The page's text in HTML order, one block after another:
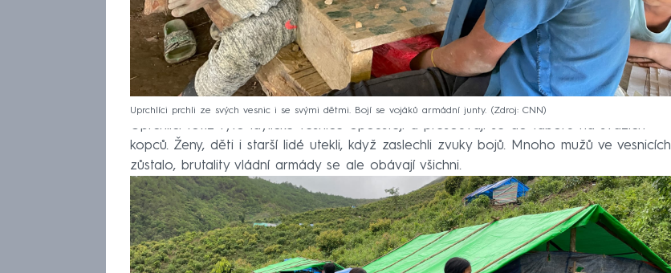
Uprchlíci prchli ze svých vesnic i se svými dětmi. Bojí se vojáků armádní junty. Zdroj: CNN
Uprchlíci totiž tyto idylické vesnice opouštějí a přesouvají se do táborů na svazích
kopců. Ženy, děti i starší lidé utekli, když zaslechli zvuky bojů. Mnoho mužů ve vesnicích
zůstalo, brutality vládní armády se ale obávají všichni.